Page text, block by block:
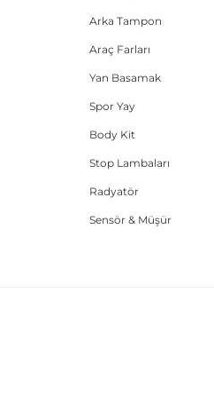
Arka Tampon
Araç Farları
Yan Basamak
Spor Yay
Body Kit
Stop Lambaları
Radyatör
Sensör & Müşür